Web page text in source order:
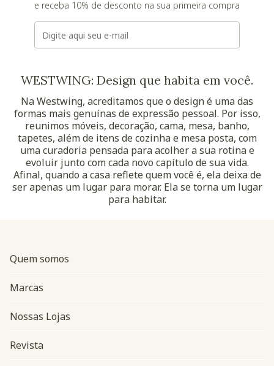
e receba 10% de desconto na sua primeira compra
E-mail
WESTWING: Design que habita em você.
Na Westwing, acreditamos que o design é uma das
formas mais genuínas de expressão pessoal. Por isso,
reunimos móveis, decoração, cama, mesa, banho,
tapetes, além de itens de cozinha e mesa posta, com
uma curadoria pensada para acolher a sua rotina e
evoluir junto com cada novo capítulo de sua vida.
Afinal, quando a casa reflete quem você é, ela deixa de
ser apenas um lugar para morar. Ela se torna um lugar
para habitar.
Quem somos
Marcas
Nossas Lojas
Revista